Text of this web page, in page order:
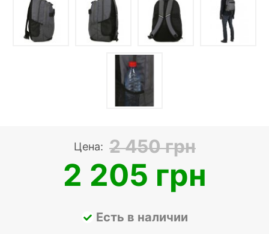
Цена: 2 450 грн
2 205 грн
Есть в наличии